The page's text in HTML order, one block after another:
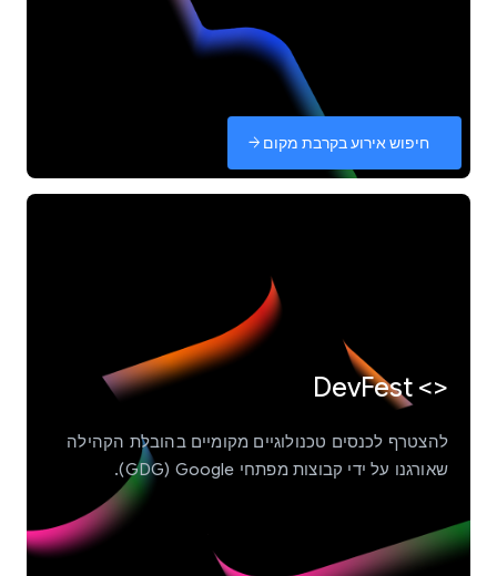
חיפוש אירוע בקרבת מקום arrow_forward
<> DevFest
להצטרף לכנסים טכנולוגיים מקומיים בהובלת הקהילה
שאורגנו על ידי קבוצות מפתחי Google‏ (GDG).